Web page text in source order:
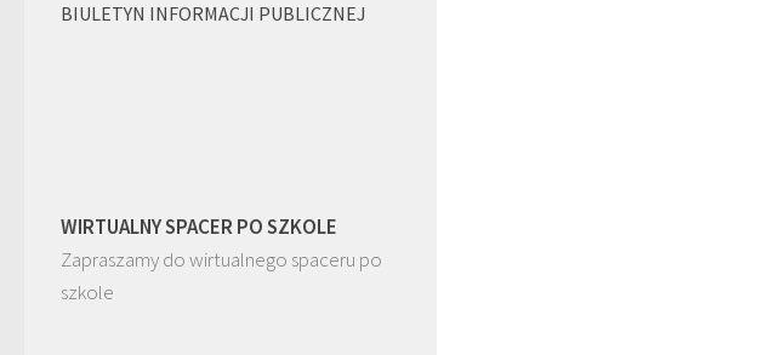
BIULETYN INFORMACJI PUBLICZNEJ
WIRTUALNY SPACER PO SZKOLE
Zapraszamy do wirtualnego spaceru po
szkole